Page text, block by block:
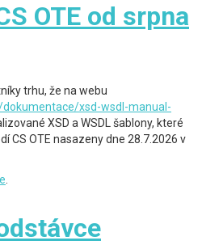
OTE od srpna
trhu, že na webu
xsd-wsdl-manual-
XSD a WSDL šablony, které
CS OTE nasazeny dne 28.7.2026 v